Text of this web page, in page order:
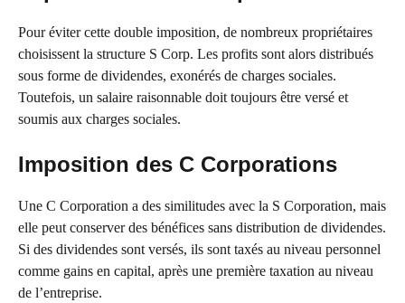
Pour éviter cette double imposition, de nombreux propriétaires
choisissent la structure S Corp. Les profits sont alors distribués
sous forme de dividendes, exonérés de charges sociales.
Toutefois, un salaire raisonnable doit toujours être versé et
soumis aux charges sociales.
Imposition des C Corporations
Une C Corporation a des similitudes avec la S Corporation, mais
elle peut conserver des bénéfices sans distribution de dividendes.
Si des dividendes sont versés, ils sont taxés au niveau personnel
comme gains en capital, après une première taxation au niveau
de l’entreprise.